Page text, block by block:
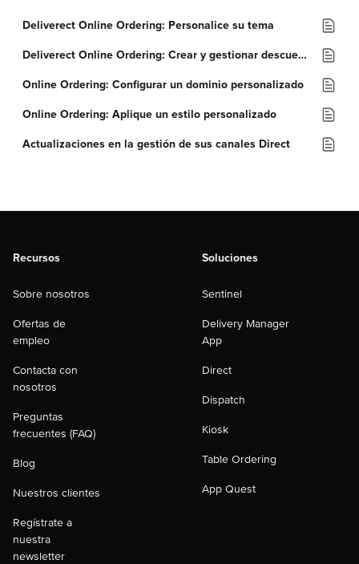
Deliverect Online Ordering: Personalice su tema
Deliverect Online Ordering: Crear y gestionar descuentos
Online Ordering: Configurar un dominio personalizado
Online Ordering: Aplique un estilo personalizado
Actualizaciones en la gestión de sus canales Direct
Recursos
Sobre nosotros
Ofertas de
empleo
Contacta con
nosotros
Preguntas
frecuentes (FAQ)
Blog
Nuestros clientes
Regístrate a
nuestra
newsletter
Soluciones
Sentinel
Delivery Manager
App
Direct
Dispatch
Kiosk
Table Ordering
App Quest